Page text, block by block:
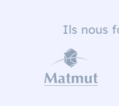
Ils nous